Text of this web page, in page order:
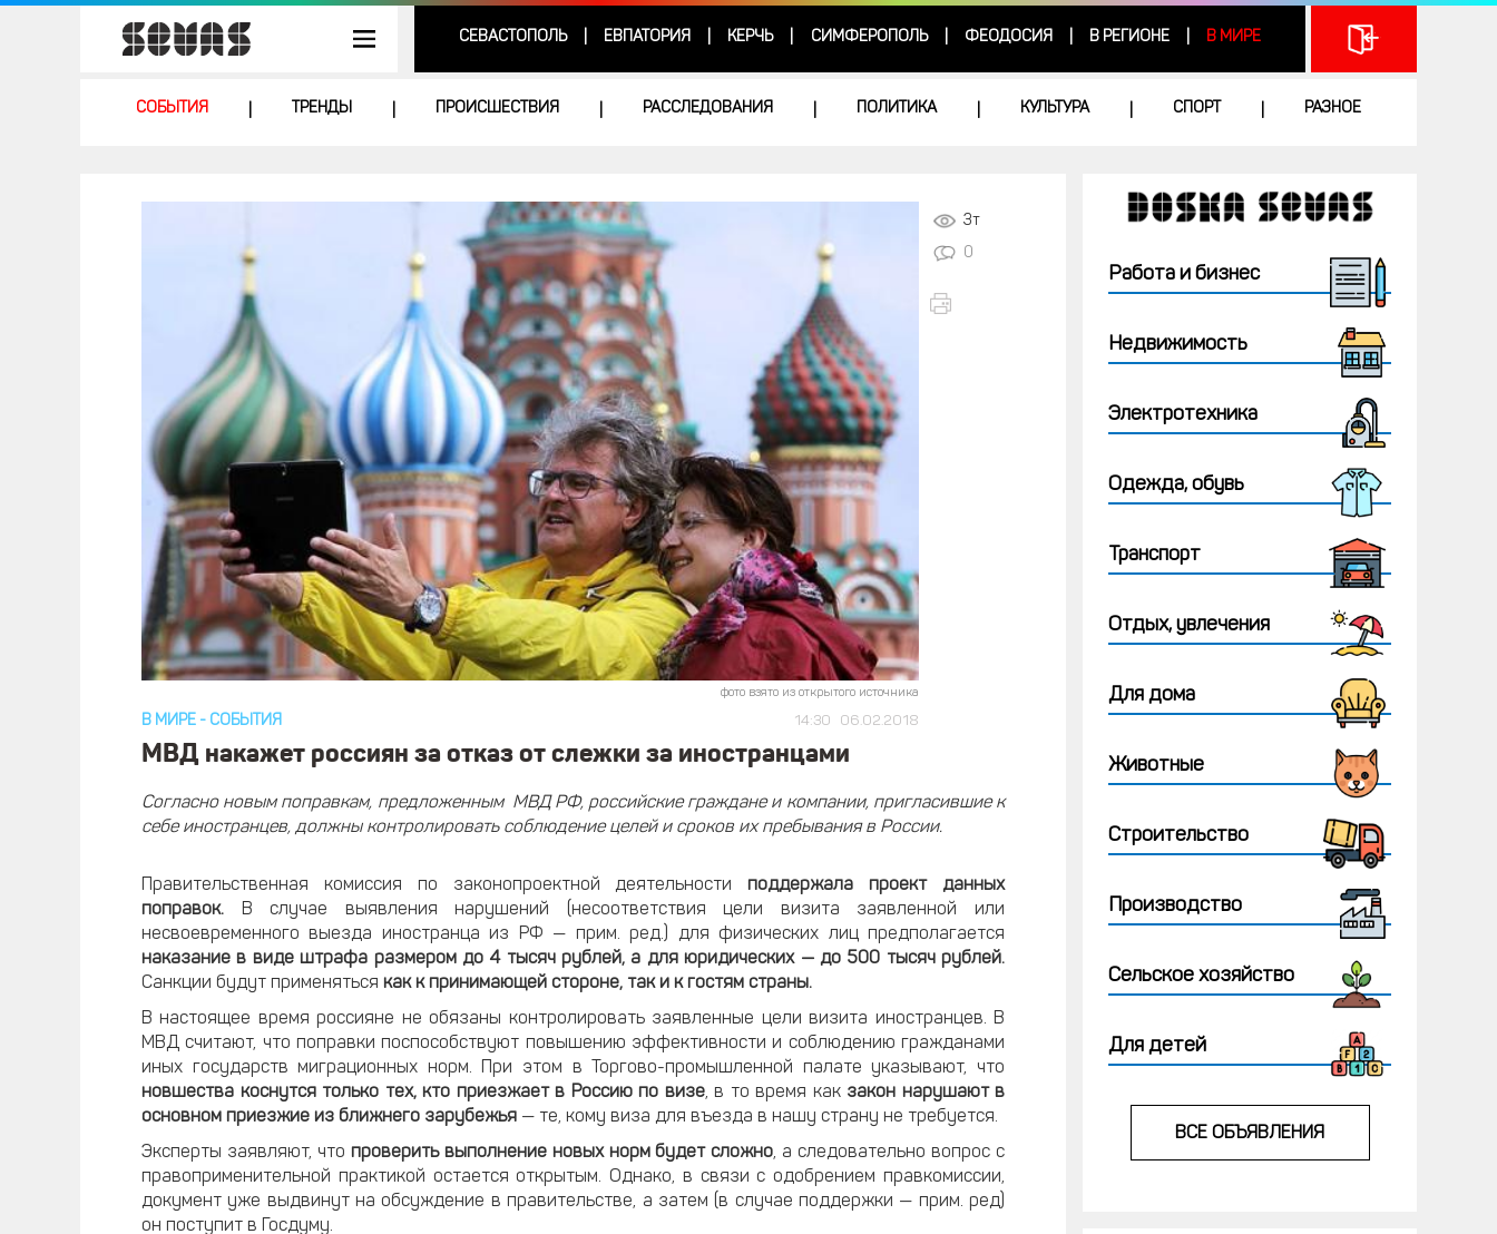
СЕВАСТОПОЛЬ ЕВПАТОРИЯ КЕРЧЬ СИМФЕРОПОЛЬ ФЕОДОСИЯ В РЕГИОНЕ В МИРЕ
СОБЫТИЯ ТРЕНДЫ ПРОИСШЕСТВИЯ РАССЛЕДОВАНИЯ ПОЛИТИКА КУЛЬТУРА СПОРТ РАЗНОЕ
фото взято из открытого источника
14:30 06.02.2018
В МИРЕ - СОБЫТИЯ
3т
0
МВД накажет россиян за отказ от слежки за иностранцами
Согласно новым поправкам, предложенным МВД РФ, российские граждане и компании, пригласившие к
себе иностранцев, должны контролировать соблюдение целей и сроков их пребывания в России.
Правительственная комиссия по законопроектной деятельности поддержала проект данных
поправок. В случае выявления нарушений (несоответствия цели визита заявленной или
несвоевременного выезда иностранца из РФ — прим. ред.) для физических лиц предполагается
наказание в виде штрафа размером до 4 тысяч рублей, а для юридических — до 500 тысяч рублей.
Санкции будут применяться как к принимающей стороне, так и к гостям страны.
В настоящее время россияне не обязаны контролировать заявленные цели визита иностранцев. В
МВД считают, что поправки поспособствуют повышению эффективности и соблюдению гражданами
иных государств миграционных норм. При этом в Торгово-промышленной палате указывают, что
новшества коснутся только тех, кто приезжает в Россию по визе, в то время как закон нарушают в
основном приезжие из ближнего зарубежья — те, кому виза для въезда в нашу страну не требуется.
Эксперты заявляют, что проверить выполнение новых норм будет сложно, а следовательно вопрос с
правоприменительной практикой остается открытым. Однако, в связи с одобрением правкомиссии,
документ уже выдвинут на обсуждение в правительстве, а затем (в случае поддержки — прим. ред)
он поступит в Госдуму.
Работа и бизнес
Недвижимость
Электротехника
Одежда, обувь
Транспорт
Отдых, увлечения
Для дома
Животные
Строительство
Производство
Сельское хозяйство
Для детей
ВСЕ ОБЪЯВЛЕНИЯ